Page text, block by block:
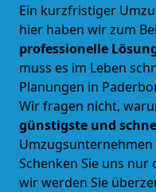
Ein kurzfristiger
hier haben wir zum
professionelle
muss es im Leben
Planungen in
Wir fragen nicht,
günstigste und
Schenken Sie uns
wir werden Sie